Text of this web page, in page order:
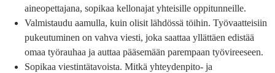
aineopettajana, sopikaa kellonajat yhteisille oppitunneille.
Valmistaudu aamulla, kuin olisit lähdössä töihin. Työvaatteisiin
pukeutuminen on vahva viesti, joka saattaa yllättäen edistää
omaa työrauhaa ja auttaa pääsemään parempaan työvireeseen.
Sopikaa viestintätavoista. Mitkä yhteydenpito- ja